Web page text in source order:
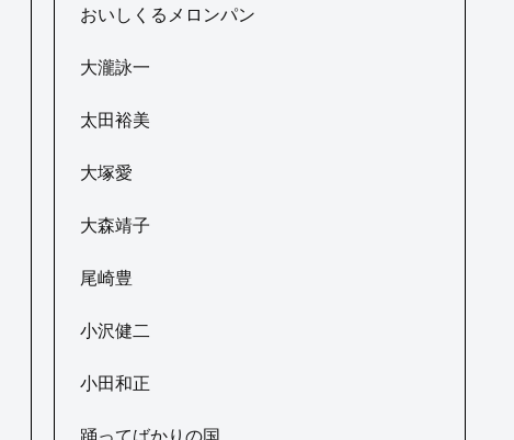
おいしくるメロンパン
大瀧詠一
太田裕美
大塚愛
大森靖子
尾崎豊
小沢健二
小田和正
踊ってばかりの国